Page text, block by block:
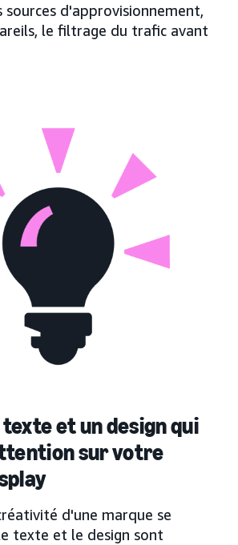
sources d'approvisionnement,
le filtrage du trafic avant
texte et un design qui
sur votre
d'une marque se
texte et le design sont